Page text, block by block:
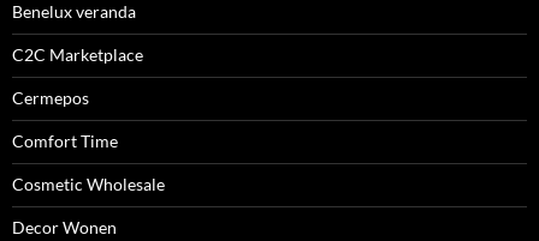
Benelux veranda
C2C Marketplace
Cermepos
Comfort Time
Cosmetic Wholesale
Decor Wonen